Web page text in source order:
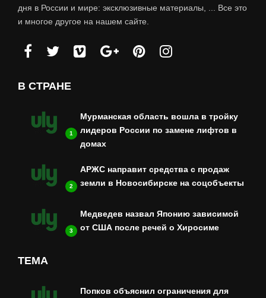
дня в России и мире: эксклюзивные материалы, ... Все это
и многое другое на нашем сайте.
В СТРАНЕ
1
Мурманская область вошла в тройку
лидеров России по замене лифтов в
домах
2
АРЖС направит средства с продаж
земли в Новосибирске на соцобъекты
3
Медведев назвал Японию зависимой
от США после речей о Хиросиме
ТЕМА
Попков объяснил ограничения для